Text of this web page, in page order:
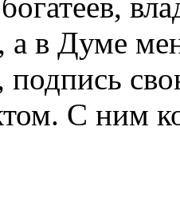
а в Думе
подпись
С ним